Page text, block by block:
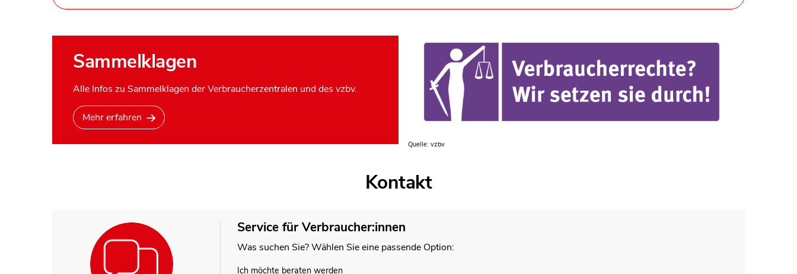
Sammelklagen
Alle Infos zu Sammelklagen der Verbraucherzentralen und des vzbv.
Mehr erfahren
Quelle: vzbv
Kontakt
Service für Verbraucher:innen
Was suchen Sie? Wählen Sie eine passende Option:
Ich möchte beraten werden